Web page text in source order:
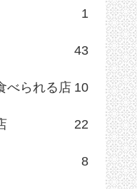
1
43
べられる店 10
22
8